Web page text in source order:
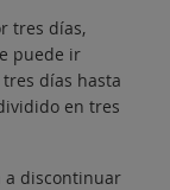
tres días,
puede ir
días hasta
en tres
a discontinuar